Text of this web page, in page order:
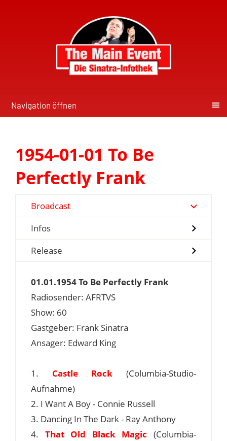
Navigation öffnen
1954-01-01 To Be
Perfectly Frank
Broadcast
Infos
Release
01.01.1954 To Be Perfectly Frank
Radiosender: AFRTVS
Show: 60
Gastgeber: Frank Sinatra
Ansager: Edward King
1. Castle Rock (Columbia-Studio-
Aufnahme)
2. I Want A Boy - Connie Russell
3. Dancing In The Dark - Ray Anthony
4. That Old Black Magic (Columbia-